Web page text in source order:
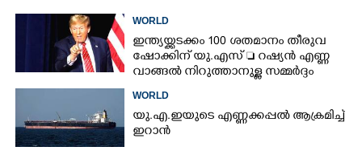
WORLD
ഇന്ത്യയ്ക്കടക്കം 100 ശതമാനം തീരുവ
ഷോക്കിന് യു.എസ്  റഷ്യൻ എണ്ണ
വാങ്ങൽ നിറുത്താനുള്ള സമ്മർദ്ദം
WORLD
യു.എ.ഇയുടെ എണ്ണക്കപ്പൽ ആക്രമിച്ച്
ഇറാൻ